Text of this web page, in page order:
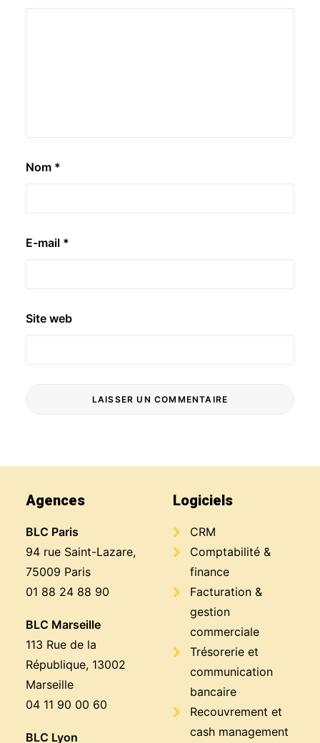
Nom *
E-mail *
Site web
Agences
BLC Paris
94 rue Saint-Lazare,
75009 Paris
01 88 24 88 90
BLC Marseille
113 Rue de la
République, 13002
Marseille
04 11 90 00 60
BLC Lyon
Logiciels
CRM
Comptabilité &
finance
Facturation &
gestion
commerciale
Trésorerie et
communication
bancaire
Recouvrement et
cash management